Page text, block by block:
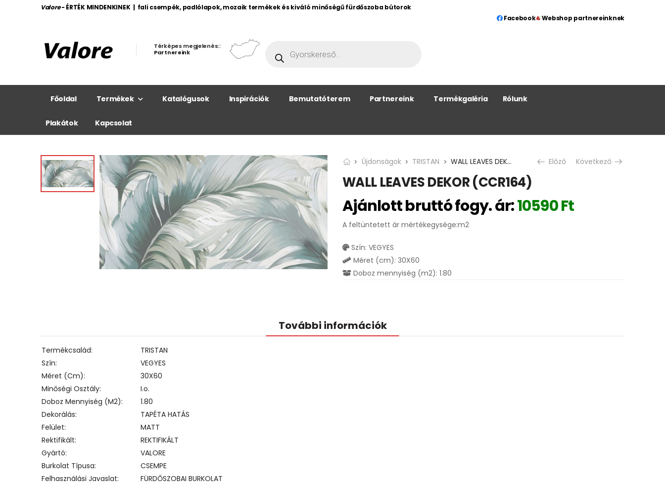
Valore - ÉRTÉK MINDENKINEK | fali csempék, padlólapok, mozaik termékek és kiváló minőségű fürdőszoba bútorok
Facebook
Webshop partnereinknek
Térképes megjelenés::
Partnereink
Főoldal Termékek Katalógusok Inspirációk Bemutatóterem Partnereink Termékgaléria Rólunk
Plakátok Kapcsolat
Újdonságok TRISTAN WALL LEAVES DEKOR (CCR164) Előző Következő
WALL LEAVES DEKOR (CCR164)
Ajánlott bruttó fogy. ár:10590Ft
A feltüntetett ár mértékegysége:m2
Szín: VEGYES
Méret (cm): 30X60
Doboz mennyiség (m2): 1.80
További információk
Termékcsalád
TRISTAN
Szín
VEGYES
Méret (cm)
30X60
Minőségi Osztály
I.o.
Doboz Mennyiség (m2)
1.80
Dekorálás
TAPÉTA HATÁS
Felület
MATT
Rektifikált
REKTIFIKÁLT
Gyártó
VALORE
Burkolat Típusa
CSEMPE
Felhasználási Javaslat
FÜRDŐSZOBAI BURKOLAT